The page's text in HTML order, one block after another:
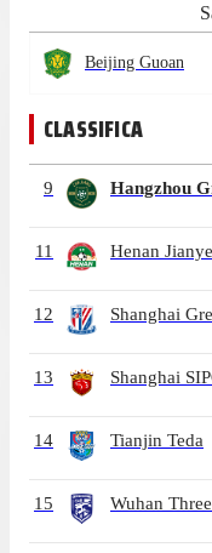
Beijing Guoan
CLASSIFICA
9 Hangzhou
11 Henan Jianye
12 Shanghai
13 Shanghai
14 Tianjin Teda
15 Wuhan